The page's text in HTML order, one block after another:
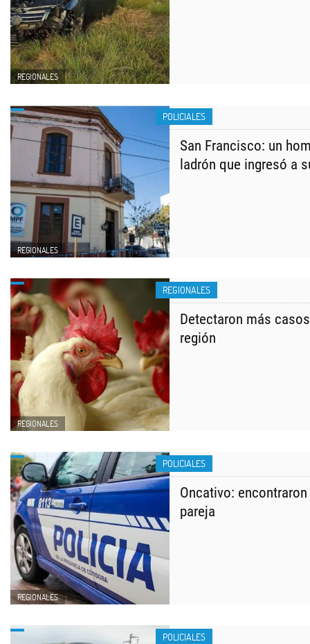
REGIONALES
POLICIALES
REGIONALES
San Francisco: un
ladrón que ingresó a
REGIONALES
REGIONALES
Detectaron más
región
POLICIALES
REGIONALES
Oncativo:
pareja
POLICIALES